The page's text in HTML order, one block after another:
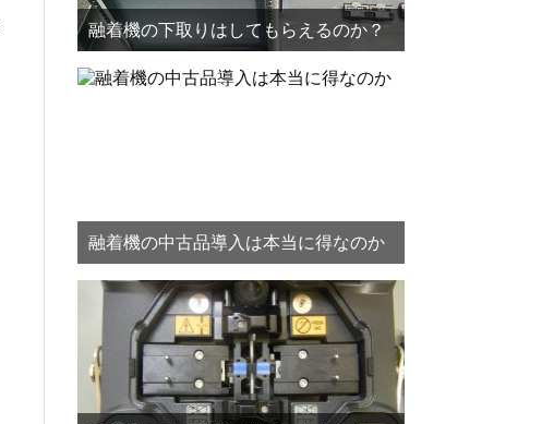
融着機の下取りはしてもらえるのか？
融着機の中古品導入は本当に得なのか